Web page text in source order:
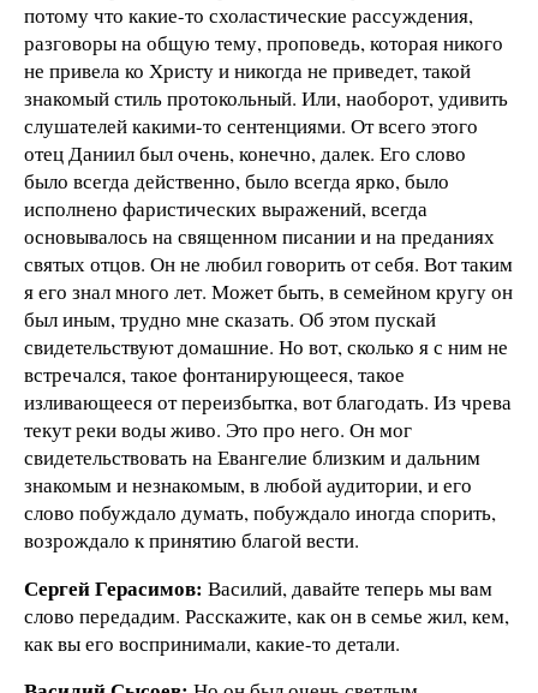
потому что какие-то схоластические рассуждения,
разговоры на общую тему, проповедь, которая никого
не привела ко Христу и никогда не приведет, такой
знакомый стиль протокольный. Или, наоборот, удивить
слушателей какими-то сентенциями. От всего этого
отец Даниил был очень, конечно, далек. Его слово
было всегда действенно, было всегда ярко, было
исполнено фаристических выражений, всегда
основывалось на священном писании и на преданиях
святых отцов. Он не любил говорить от себя. Вот таким
я его знал много лет. Может быть, в семейном кругу он
был иным, трудно мне сказать. Об этом пускай
свидетельствуют домашние. Но вот, сколько я с ним не
встречался, такое фонтанирующееся, такое
изливающееся от переизбытка, вот благодать. Из чрева
текут реки воды живо. Это про него. Он мог
свидетельствовать на Евангелие близким и дальним
знакомым и незнакомым, в любой аудитории, и его
слово побуждало думать, побуждало иногда спорить,
возрождало к принятию благой вести.
Сергей Герасимов: Василий, давайте теперь мы вам
слово передадим. Расскажите, как он в семье жил, кем,
как вы его воспринимали, какие-то детали.